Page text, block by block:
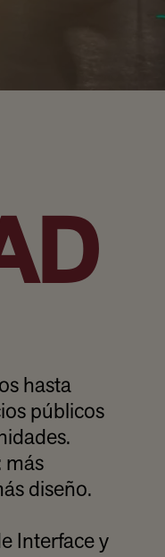
hasta
públicos
más
diseño.
Interface y